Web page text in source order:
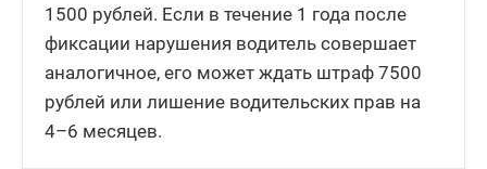
1500 рублей. Если в течение 1 года после
фиксации нарушения водитель совершает
аналогичное, его может ждать штраф 7500
рублей или лишение водительских прав на
4–6 месяцев.